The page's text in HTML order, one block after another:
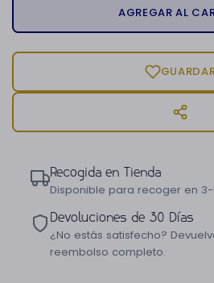
AGREGAR AL
Recogida en Tienda
Disponible para recoger en
Devoluciones de 30 Días
¿No estás satisfecho?
reembolso completo.